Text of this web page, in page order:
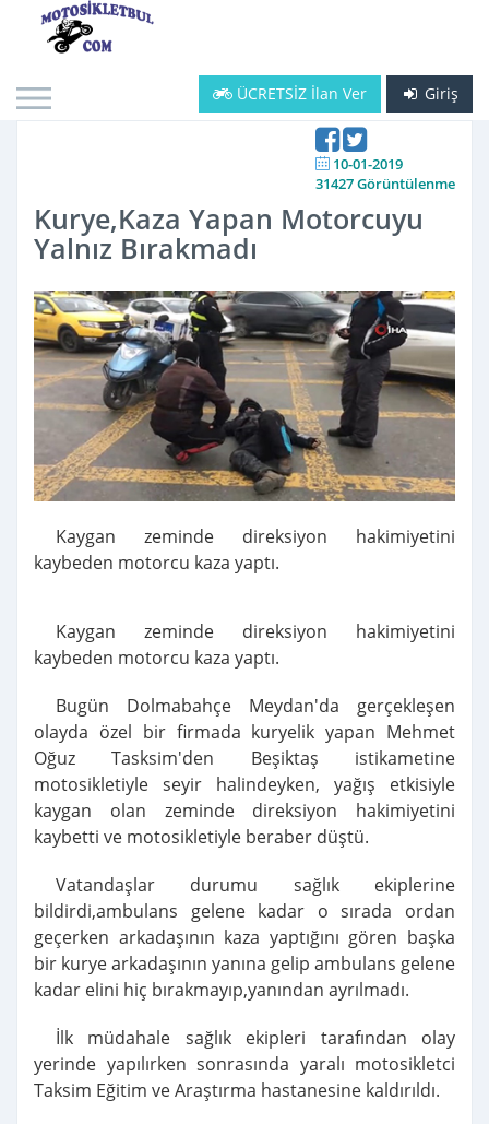
Giriş
ÜCRETSİZ İlan Ver
10-01-2019
31427 Görüntülenme
Kurye,Kaza Yapan Motorcuyu
Yalnız Bırakmadı
Kaygan zeminde direksiyon hakimiyetini
kaybeden motorcu kaza yaptı.
Kaygan zeminde direksiyon hakimiyetini
kaybeden motorcu kaza yaptı.
Bugün Dolmabahçe Meydan'da gerçekleşen
olayda özel bir firmada kuryelik yapan Mehmet
Oğuz Tasksim'den Beşiktaş istikametine
motosikletiyle seyir halindeyken, yağış etkisiyle
kaygan olan zeminde direksiyon hakimiyetini
kaybetti ve motosikletiyle beraber düştü.
Vatandaşlar durumu sağlık ekiplerine
bildirdi,ambulans gelene kadar o sırada ordan
geçerken arkadaşının kaza yaptığını gören başka
bir kurye arkadaşının yanına gelip ambulans gelene
kadar elini hiç bırakmayıp,yanından ayrılmadı.
İlk müdahale sağlık ekipleri tarafından olay
yerinde yapılırken sonrasında yaralı motosikletci
Taksim Eğitim ve Araştırma hastanesine kaldırıldı.